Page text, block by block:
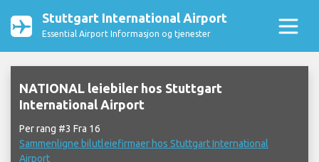
Stuttgart International Airport
Essential Airport Informasjon og tjenester
NATIONAL leiebiler hos Stuttgart
International Airport
Per rang #3 Fra 16
Sammenligne bilutleiefirmaer hos Stuttgart International
Airport